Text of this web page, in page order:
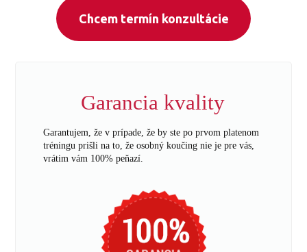
Chcem termín konzultácie
Garancia kvality
Garantujem, že v prípade, že by ste po prvom platenom
tréningu prišli na to, že osobný koučing nie je pre vás,
vrátim vám 100% peňazí.